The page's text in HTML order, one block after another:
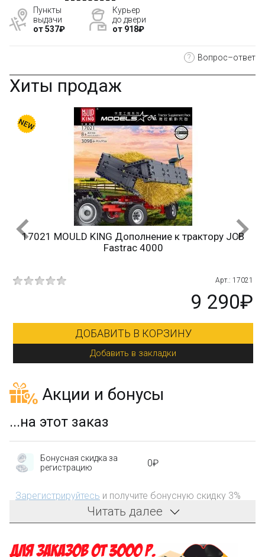
Пункты
выдачи
от 537₽
Курьер
до двери
от 918₽
? Вопрос–ответ
Хиты продаж
17021 MOULD KING Дополнение к трактору JCB
Fastrac 4000
Арт.: 17021
9 290₽
ДОБАВИТЬ В КОРЗИНУ
Добавить в закладки
Акции и бонусы
...на этот заказ
Бонусная скидка за
регистрацию
0₽
Зарегистрируйтесь и получите бонусную скидку 3%
на первый заказ!
затрат на доставку
Читать далее